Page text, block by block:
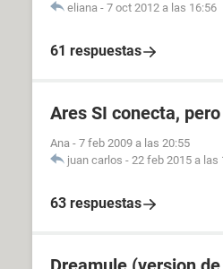
eliana - 7 oct 2012 a las 16:56
61 respuestas
Ares SI conecta,
Ana - 7 feb 2009 a las 20:55
juan carlos - 22 feb 2015 a las
63 respuestas